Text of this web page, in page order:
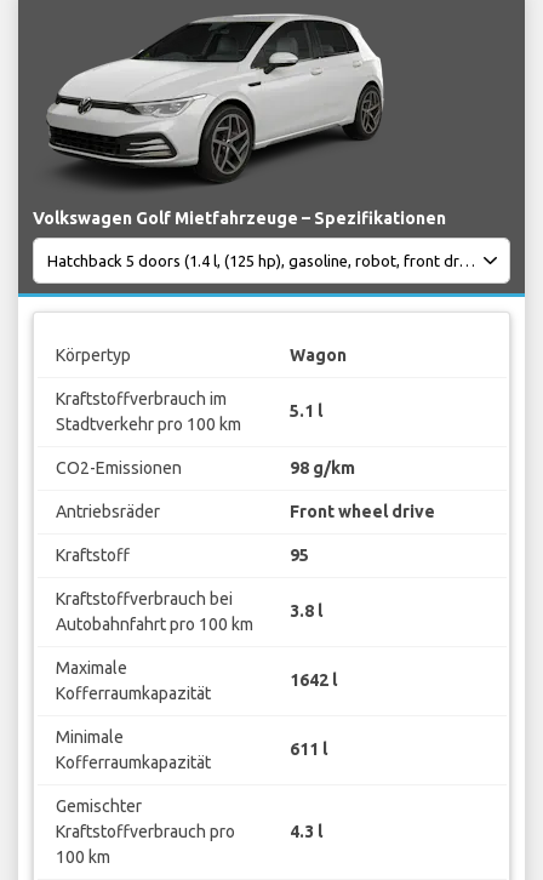
Volkswagen Golf Mietfahrzeuge – Spezifikationen
Körpertyp Wagon
Kraftstoffverbrauch im
Stadtverkehr pro 100 km
5.1 l
CO2-Emissionen 98 g/km
Antriebsräder Front wheel drive
Kraftstoff 95
Kraftstoffverbrauch bei
Autobahnfahrt pro 100 km
3.8 l
Maximale
Kofferraumkapazität
1642 l
Minimale
Kofferraumkapazität
611 l
Gemischter
Kraftstoffverbrauch pro
100 km
4.3 l